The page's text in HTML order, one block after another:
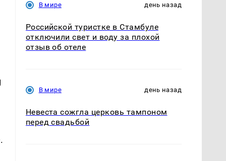
В мире день назад
Российской туристке в Стамбуле
отключили свет и воду за плохой
отзыв об отеле
В мире день назад
Невеста сожгла церковь тампоном
перед свадьбой